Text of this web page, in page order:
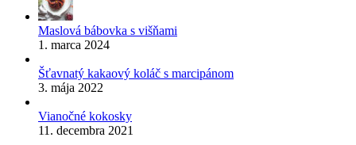
Maslová bábovka s višňami
1. marca 2024
Šťavnatý kakaový koláč s marcipánom
3. mája 2022
Vianočné kokosky
11. decembra 2021